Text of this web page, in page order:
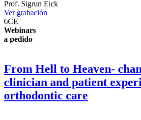
Prof. Sigrun Eick
Ver grabación
6CE
Webinars
a pedido
From Hell to Heaven-
clinician and patient
orthodontic care